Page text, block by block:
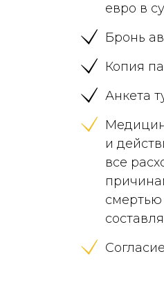
евро в
Бронь
Копия
Анкета
и
все